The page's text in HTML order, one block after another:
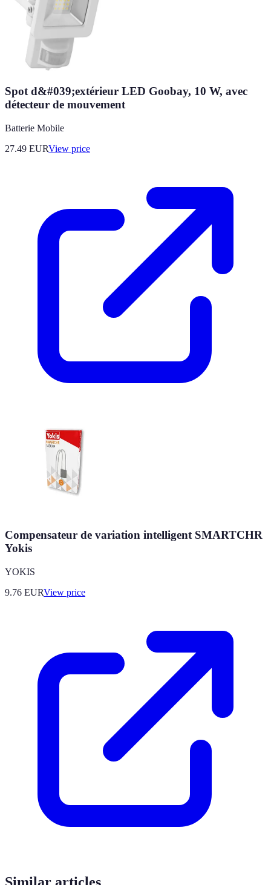
Spot d&#039;extérieur LED Goobay, 10 W, avec
détecteur de mouvement
Batterie Mobile
27.49 EURView price
Compensateur de variation intelligent SMARTCHR
Yokis
YOKIS
9.76 EURView price